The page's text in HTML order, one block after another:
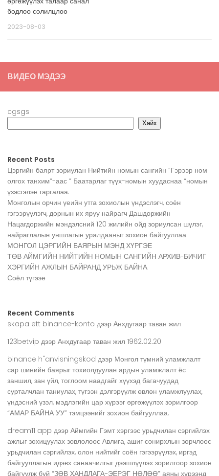
бодлоо солилцлоо
2023-08-03
ВИДЕО МЭДЭЭ
cgsgs
Хайх
Recent Posts
Цэргийн баярт зориулан Нийтийн номын сангийн “Гэрээр ном
олгох танхим”-аас ” Баатарлаг түүх-номын хуудаснаа “номын
үзэсгэлэн гаргалаа.
Монголын орчин үеийн утга зохиолын үндэслэгч, соён
гэгээрүүлэгч, дорнын их яруу найрагч Дашдоржийн
Нацагдоржийн мэндэлсний 120 жилийн ойд зориулсан шүлэг,
найраглалын уншлагын уралдааныг зохион байгууллаа.
МОНГОЛ ЦЭРГИЙН БАЯРЫН МЭНД ХҮРГЭЕ
ТӨВ АЙМГИЙН НИЙТИЙН НОМЫН САНГИЙН АРХИВ-БИЧИГ
ХЭРГИЙН АЖЛЫН БАЙРАНД УРЬЖ БАЙНА.
Соёл түгээе
Recent Comments
skapa ett binance-konto дээр Анхдугаар таван жил
123betvip дээр Анхдугаар таван жил 1962.02.20
binance h"anvisningskod дээр Монгол түмний уламжлалт
сар шинийн баярыг тохиолдуулан ардын уламжлалт ёс
заншил, зан үйл, тоглоом наадгайг хүүхэд багачуудад
сурталчлан таниулах, түгээн дэлгэрүүлж өвлөн уламжлуулах,
үндэсний үзэл, мэдлэгийн цар хүрээг өргөжүүлэх зорилгоор
“АМАР БАЙНА УУ” тэмцээнийг зохион байгууллаа.
dream11 app дээр Аймгийн Гэмт хэргээс урьдчилан сэргийлэх
ажлыг зохицуулах зөвлөлөөс Авлига, ашиг сонирхлын зөрчлөөс
урьдчилан сэргийлэх, олон нийтийг соён гэгээрүүлэх, иргэд
байгууллагын идэвх санаачилгыг дээшлүүлэх зорилгоор зохион
байгуулж буй “ЗӨВ ХАНДЛАГА-ЭЕРЭГ НӨЛӨӨ” аяны хүрээнд